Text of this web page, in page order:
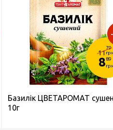
11
79
грн
889
грн
Базилік ЦВЕТАРОМАТ
10г